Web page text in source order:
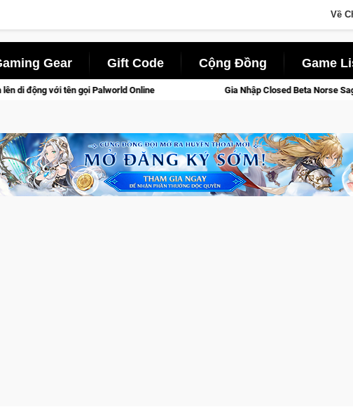
Về
Gear Gift Code Cộng Đồng Game
Online Gia Nhập Closed Beta Norse Saga: Cửu Giới Thức Tỉnh,